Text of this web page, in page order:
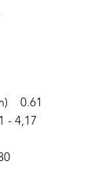
0.61
- 4,17